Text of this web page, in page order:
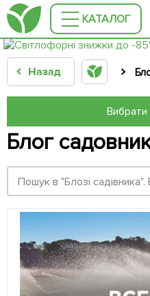
КАТАЛОГ
Назад
Вибрати
Блог